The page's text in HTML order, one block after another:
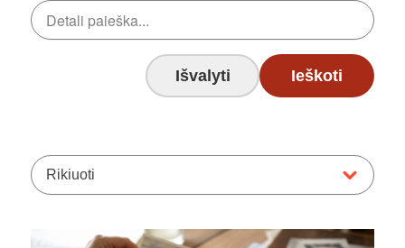
Išvalyti Ieškoti
Rikiuoti